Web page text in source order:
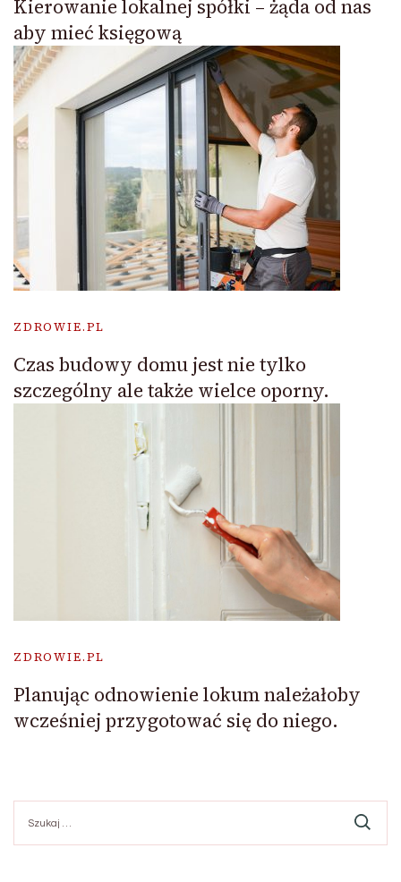
Kierowanie lokalnej spółki – żąda od nas
aby mieć księgową
ZDROWIE.PL
Czas budowy domu jest nie tylko
szczególny ale także wielce oporny.
ZDROWIE.PL
Planując odnowienie lokum należałoby
wcześniej przygotować się do niego.